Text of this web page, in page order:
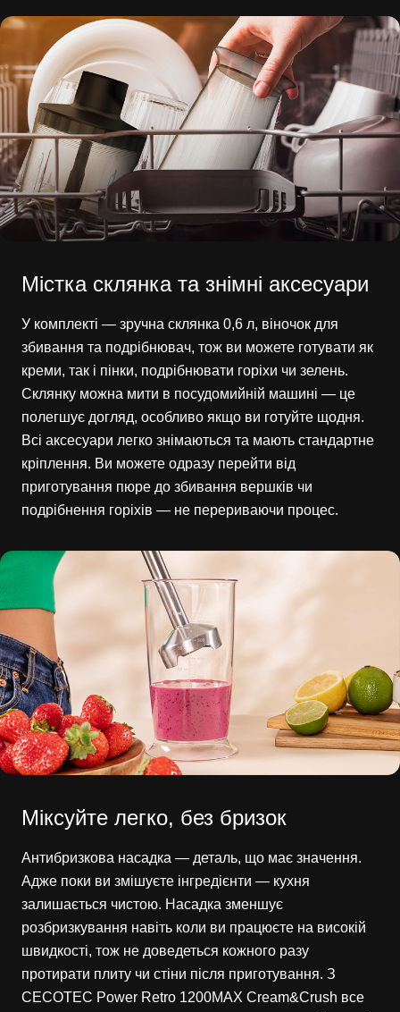
Містка склянка та знімні аксесуари
У комплекті — зручна склянка 0,6 л, віночок для
збивання та подрібнювач, тож ви можете готувати як
креми, так і пінки, подрібнювати горіхи чи зелень.
Склянку можна мити в посудомийній машині — це
полегшує догляд, особливо якщо ви готуйте щодня.
Всі аксесуари легко знімаються та мають стандартне
кріплення. Ви можете одразу перейти від
приготування пюре до збивання вершків чи
подрібнення горіхів — не перериваючи процес.
Міксуйте легко, без бризок
Антибризкова насадка — деталь, що має значення.
Адже поки ви змішуєте інгредієнти — кухня
залишається чистою. Насадка зменшує
розбризкування навіть коли ви працюєте на високій
швидкості, тож не доведеться кожного разу
протирати плиту чи стіни після приготування. З
CECOTEC Power Retro 1200MAX Cream&Crush все